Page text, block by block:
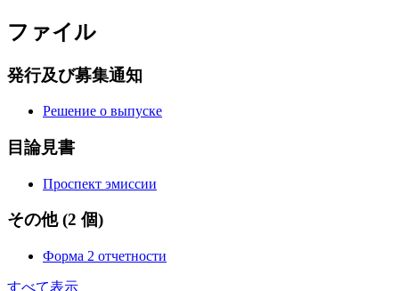
ファイル
発行及び募集通知
Решение о выпуске
目論見書
Проспект эмиссии
その他 (2 個)
Форма 2 отчетности
すべて表示